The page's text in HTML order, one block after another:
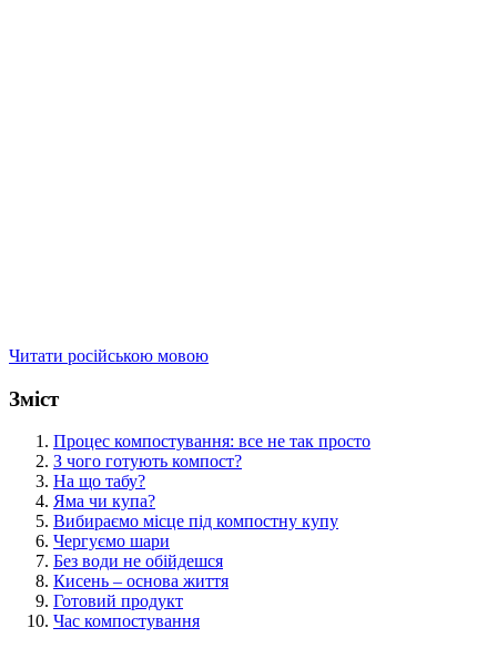
Читати російською мовою
Зміст
Процес компостування: все не так просто
З чого готують компост?
На що табу?
Яма чи купа?
Вибираємо місце під компостну купу
Чергуємо шари
Без води не обійдешся
Кисень – основа життя
Готовий продукт
Час компостування